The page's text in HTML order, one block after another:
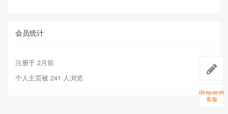
会员统计
注册于 2月前
个人主页被 241 人浏览
deepseek
客服